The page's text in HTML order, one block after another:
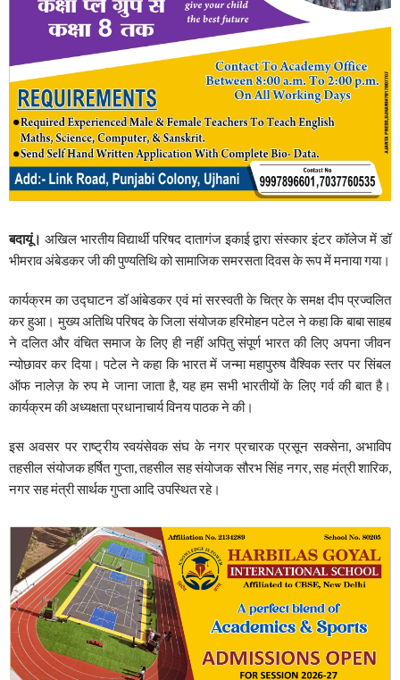
बदायूं। अखिल भारतीय विद्यार्थी परिषद दातागंज इकाई द्वारा संस्कार इंटर कॉलेज में डॉ
भीमराव अंबेडकर जी की पुण्यतिथि को सामाजिक समरसता दिवस के रूप में मनाया गया।
कार्यक्रम का उद्घाटन डॉ आंबेडकर एवं मां सरस्वती के चित्र के समक्ष दीप प्रज्वलित
कर हुआ। मुख्य अतिथि परिषद के जिला संयोजक हरिमोहन पटेल ने कहा कि बाबा साहब
ने दलित और वंचित समाज के लिए ही नहीं अपितु संपूर्ण भारत की लिए अपना जीवन
न्योछावर कर दिया। पटेल ने कहा कि भारत में जन्मा महापुरुष वैश्विक स्तर पर सिंबल
ऑफ नालेज़ के रुप मे जाना जाता है, यह हम सभी भारतीयों के लिए गर्व की बात है।
कार्यक्रम की अध्यक्षता प्रधानाचार्य विनय पाठक ने की।
इस अवसर पर राष्ट्रीय स्वयंसेवक संघ के नगर प्रचारक प्रसून सक्सेना, अभाविप
तहसील संयोजक हर्षित गुप्ता, तहसील सह संयोजक सौरभ सिंह नगर, सह मंत्री शारिक,
नगर सह मंत्री सार्थक गुप्ता आदि उपस्थित रहे।